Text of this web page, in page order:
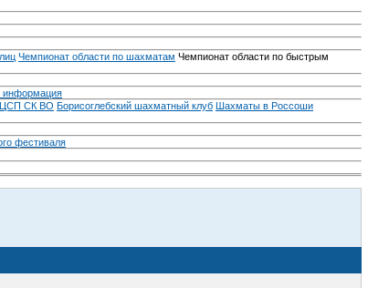
Чемпионат области по шахматам Чемпионат области по быстрым
информация
ЦСП СК ВО Борисоглебский шахматный клуб Шахматы в Россоши
фестиваля